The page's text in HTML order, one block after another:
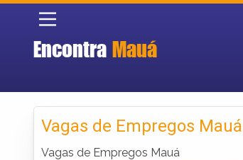
Encontra Mauá
Vagas de Empregos Mauá
Vagas de Empregos Mauá